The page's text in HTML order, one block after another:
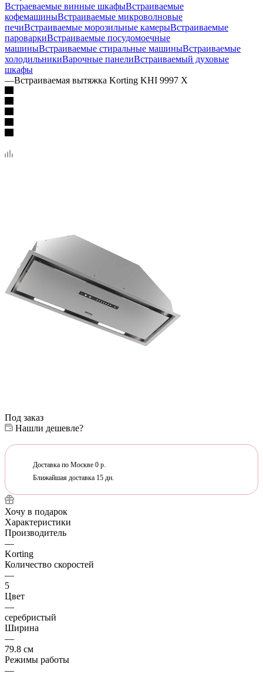
Встраеваемые винные шкафыВстраиваемые
кофемашиныВстраиваемые микроволновые
печиВстраиваемые морозильные камерыВстраиваемые
пароваркиВстраиваемые посудомоечные
машиныВстраиваемые стиральные машиныВстраиваемые
холодильникиВарочные панелиВстраиваемый духовые
шкафы
—Встраиваемая вытяжка Korting KHI 9997 X
Под заказ
Нашли дешевле?
Доставка по Москве 0 р.
Ближайшая доставка 15 дн.
Хочу в подарок
Характеристики
Производитель
—
Korting
Количество скоростей
—
5
Цвет
—
серебристый
Ширина
—
79.8 см
Режимы работы
—